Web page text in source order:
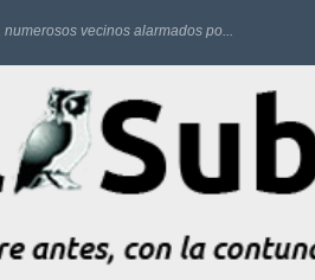
vecinos alarmados po...